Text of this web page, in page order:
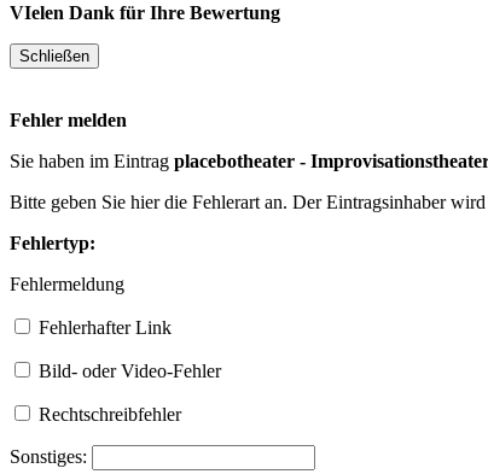
VIelen Dank für Ihre Bewertung
Fehler melden
Sie haben im Eintrag placebotheater -
Bitte geben Sie hier die Fehlerart an. Der Eintragsinhaber
Fehlertyp:
Fehlermeldung
Fehlerhafter Link
Bild- oder Video-Fehler
Rechtschreibfehler
Sonstiges: